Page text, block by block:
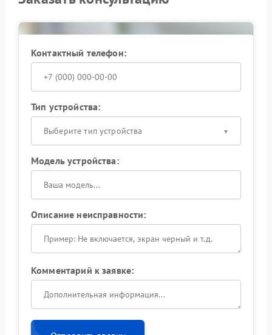
пытаться самостоятельно менять конфигурацию, а
доверить восстановление квалифицированным
мастерам. Доверьте решение проблемы
специалистам — это позволит быстро вернуть ИБП к
Контактный телефон:
Тип устройства:
Выберите тип устройства
Модель устройства:
Описание неисправности:
Комментарий к заявке: